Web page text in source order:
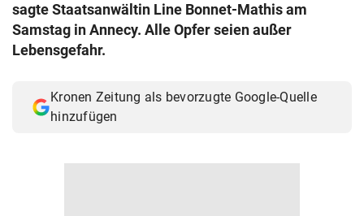
sagte Staatsanwältin Line Bonnet-Mathis am
Samstag in Annecy. Alle Opfer seien außer
Lebensgefahr.
Kronen Zeitung als bevorzugte Google-Quelle
hinzufügen